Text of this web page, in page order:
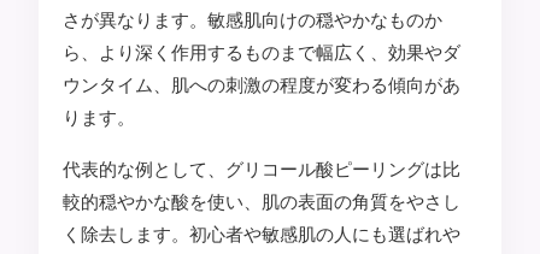
さが異なります。敏感肌向けの穏やかなものか
ら、より深く作用するものまで幅広く、効果やダ
ウンタイム、肌への刺激の程度が変わる傾向があ
ります。
代表的な例として、グリコール酸ピーリングは比
較的穏やかな酸を使い、肌の表面の角質をやさし
く除去します。初心者や敏感肌の人にも選ばれや